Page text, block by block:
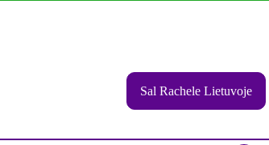
Sal Rachele Lietuvoje